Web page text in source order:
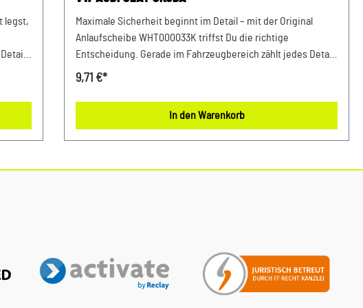
legst,
jeder
der
Maximale Sicherheit beginnt im Detail – mit der Original
Anlaufscheibe WHT000033K triffst Du die richtige
Entscheidung. Gerade im Fahrzeugbereich zählt jedes Detail
– deshalb profitierst Du von einem sicheren Gefühl bei jeder
abgestimmt auf die Anforderungen moderner Fahrzeuge
bietet dieses Teil maximale Zuverlässigkeit. Entwickelt für
Produktinfos & Verwendung: 100 % passgenau, da Original
der Anwendung Konstant hohe Qualität FAQ – Häufige
Fragen: 1. Welche Aufgabe erfüllt dieses Bauteil? Es sorgt für
eine fest sitzende Verbindung verschiedener Komponenten
9,71 €*
In den Warenkorb